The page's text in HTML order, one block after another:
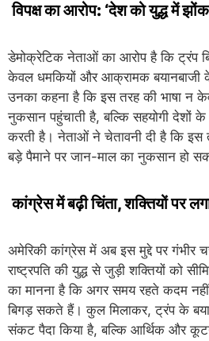
विपक्ष का आरोप: ‘देश को युद्ध में
डेमोक्रेटिक नेताओं का आरोप है कि ट्रंप
केवल धमकियों और आक्रामक बयानबाजी
उनका कहना है कि इस तरह की भाषा न
नुकसान पहुंचाती है, बल्कि सहयोगी देशों के
करती है। नेताओं ने चेतावनी दी है कि इस
बड़े पैमाने पर जान-माल का नुकसान हो
कांग्रेस में बढ़ी चिंता, शक्तियों पर
अमेरिकी कांग्रेस में अब इस मुद्दे पर गंभीर
राष्ट्रपति की युद्ध से जुड़ी शक्तियों को
का मानना है कि अगर समय रहते कदम नहीं
बिगड़ सकते हैं। कुल मिलाकर, ट्रंप के
संकट पैदा किया है, बल्कि आर्थिक और